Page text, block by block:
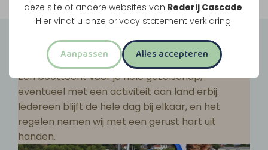
deze site of andere websites van Rederij Cascade.
Hier vindt u onze privacy statement verklaring.
Aanpassen Alles accepteren
Groepsuitjes
Een boottocht voor je hele gezelschap,
eventueel met een activiteit aan land erbij.
Iedereen blijft de hele dag bij elkaar, en het
regelen nemen wij met een gerust hart uit
handen.